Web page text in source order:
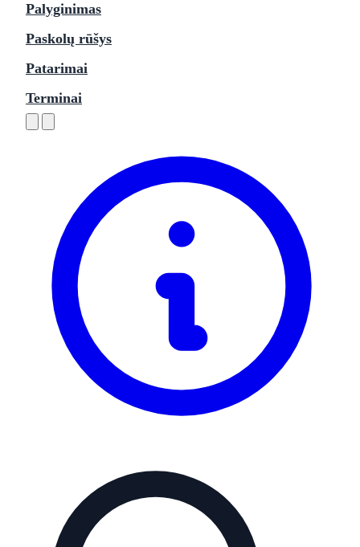
Palyginimas
Paskolų rūšys
Patarimai
Terminai